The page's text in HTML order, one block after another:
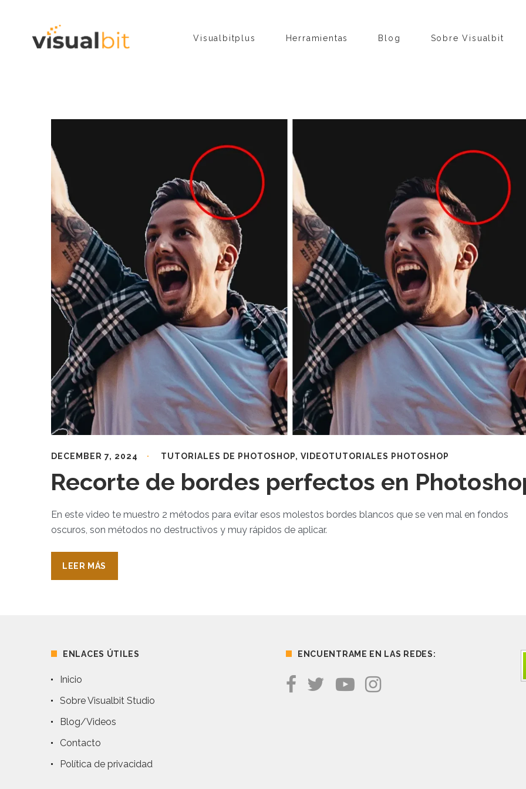
Visualbitplus Herramientas Blog Sobre Visualbit
DECEMBER 7, 2024 TUTORIALES DE PHOTOSHOP, VIDEOTUTORIALES PHOTOSHOP
Recorte de bordes perfectos en
En este video te muestro 2 métodos para evitar esos molestos bordes blancos que se ven mal en fondos
oscuros, son métodos no destructivos y muy rápidos de aplicar.
LEER MÁS
ENLACES ÚTILES
Inicio
Sobre Visualbit Studio
Blog/Videos
Contacto
Política de privacidad
ENCUENTRAME EN LAS REDES: